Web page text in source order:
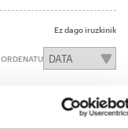
Ez dago iruzkinik
ORDENATU